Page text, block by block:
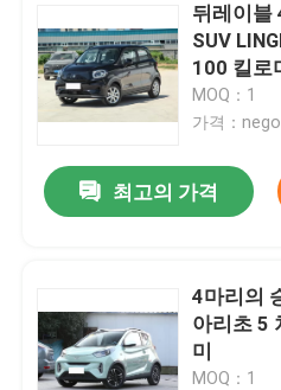
뒤레이블
SUV
100 킬로
MOQ：1
가격：
최고의 가격
4마리의
아리초 5
미
MOQ：1